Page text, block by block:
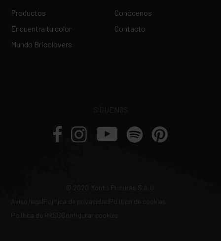
Productos
Encuentra tu color
Mundo Bricolovers
Conócenos
Contacto
© 2020 Montó Pinturas S.A.U.
Aviso legal
Política de privacidad
Política de cookies